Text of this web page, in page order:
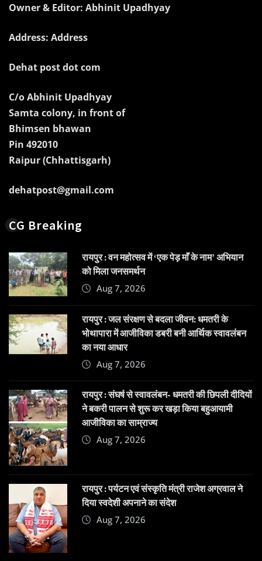
Owner & Editor: Abhinit Upadhyay
Address: Address
Dehat post dot com
C/o Abhinit Upadhyay
Samta colony, in front of
Bhimsen bhawan
Pin 492010
Raipur (Chhattisgarh)
dehatpost@gmail.com
CG Breaking
रायपुर : वन महोत्सव में ‘एक पेड़ माँ के नाम’ अभियान
को मिला जनसमर्थन
Aug 7, 2026
रायपुर : जल संरक्षण से बदला जीवन: धमतरी के
भोथापारा में आजीविका डबरी बनी आर्थिक स्वावलंबन
का नया आधार
Aug 7, 2026
रायपुर : संघर्ष से स्वावलंबन- धमतरी की छिपली दीदियों
ने बकरी पालन से शुरू कर खड़ा किया बहुआयामी
आजीविका का साम्राज्य
Aug 7, 2026
रायपुर : पर्यटन एवं संस्कृति मंत्री राजेश अग्रवाल ने
दिया स्वदेशी अपनाने का संदेश
Aug 7, 2026